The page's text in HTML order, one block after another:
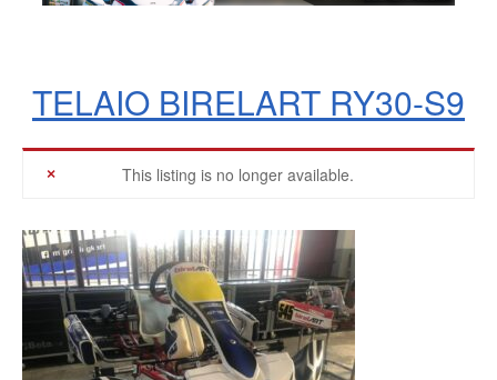
TELAIO BIRELART RY30-S9
This listing is no longer available.